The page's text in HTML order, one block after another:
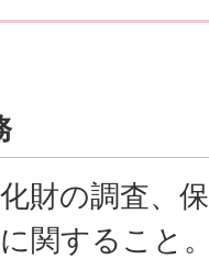
財の調査、
関すること